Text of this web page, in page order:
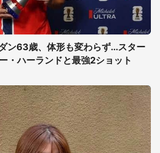
ン63歳、体形も変わらず...スター
・ハーランドと最強2ショット